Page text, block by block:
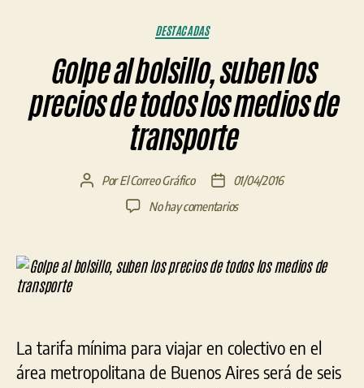
Categorías
DESTACADAS
Golpe al bolsillo, suben los
precios de todos los medios de
transporte
AutorPorEl Correo Gráfico
Fecha
de
01/04/2016
No hay comentariosen
bolsillo,
suben
todos
los
medios
La tarifa mínima para viajar en colectivo en el
área metropolitana de Buenos Aires será de seis